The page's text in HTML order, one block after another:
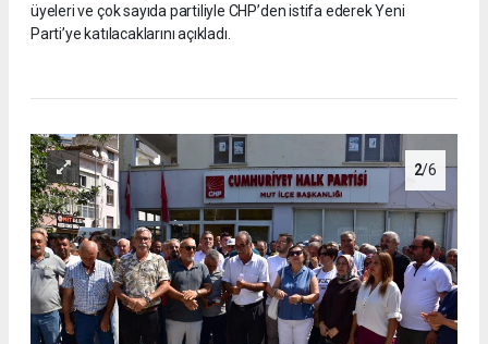
üyeleri ve çok sayıda partiliyle CHP’den istifa ederek Yeni
Parti’ye katılacaklarını açıkladı.
2/6